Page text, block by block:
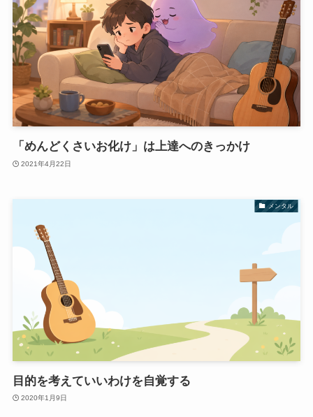
「めんどくさいお化け」は上達へのきっかけ
2021年4月22日
メンタル
目的を考えていいわけを自覚する
2020年1月9日